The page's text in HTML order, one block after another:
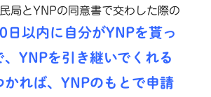
局とYNPの同意書で交わした際の
日以内に自分がYNPを貰っ
、YNPを引き継いでくれる
かれば、YNPのもとで申請